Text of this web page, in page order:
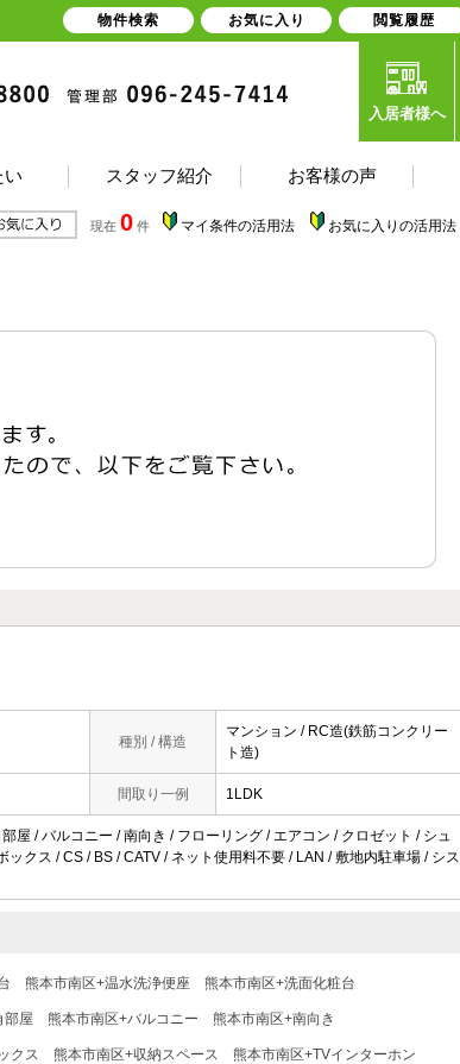
入居者様へ
い スタッフ紹介 お客様の声
現在 0 件 マイ条件の活用法 お気に入りの活用法
種別 / 構造
マンション / RC造(鉄筋コンクリー
ト造)
間取り一例 1LDK
屋 / バルコニー / 南向き / フローリング / エアコン / クロゼット / シュ
クス / CS / BS / CATV / ネット使用料不要 / LAN / 敷地内駐車場 / シス
熊本市南区+温水洗浄便座 熊本市南区+洗面化粧台
部屋 熊本市南区+バルコニー 熊本市南区+南向き
クス 熊本市南区+収納スペース 熊本市南区+TVインターホン
物件検索 お気に入り 閲覧履歴